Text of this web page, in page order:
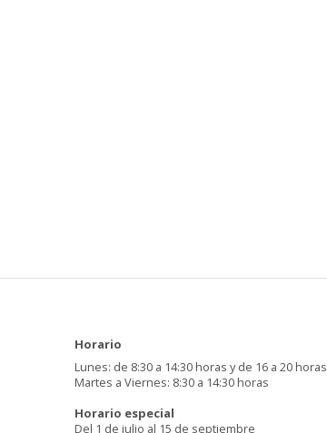
Horario
Lunes: de 8:30 a 14:30 horas y de 16 a 20 horas
Martes a Viernes: 8:30 a 14:30 horas
Horario especial
Del 1 de julio al 15 de septiembre